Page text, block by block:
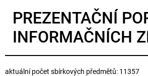
PREZENTAČNÍ
INFORMAČNÍCH
aktuální počet sbírkových předmětů: 11357